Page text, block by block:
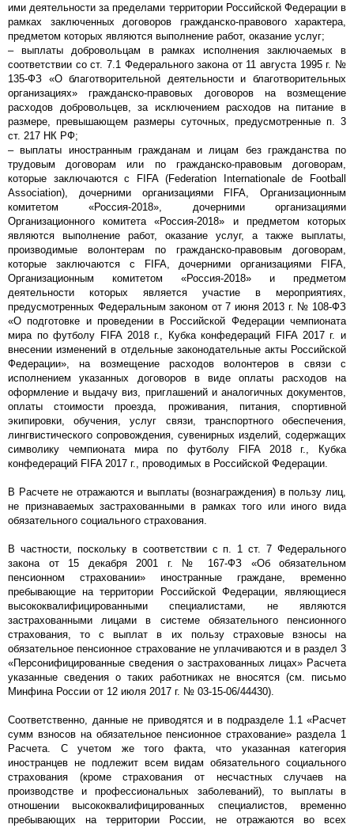
ими деятельности за пределами территории Российской Федерации в
рамках заключенных договоров гражданско-правового характера,
предметом которых являются выполнение работ, оказание услуг;
– выплаты добровольцам в рамках исполнения заключаемых в
соответствии со ст. 7.1 Федерального закона от 11 августа 1995 г. №
135-ФЗ «О благотворительной деятельности и благотворительных
организациях» гражданско-правовых договоров на возмещение
расходов добровольцев, за исключением расходов на питание в
размере, превышающем размеры суточных, предусмотренные п. 3
ст. 217 НК РФ;
– выплаты иностранным гражданам и лицам без гражданства по
трудовым договорам или по гражданско-правовым договорам,
которые заключаются с FIFA (Federation Internationale de Football
Association), дочерними организациями FIFA, Организационным
комитетом «Россия-2018», дочерними организациями
Организационного комитета «Россия-2018» и предметом которых
являются выполнение работ, оказание услуг, а также выплаты,
производимые волонтерам по гражданско-правовым договорам,
которые заключаются с FIFA, дочерними организациями FIFA,
Организационным комитетом «Россия-2018» и предметом
деятельности которых является участие в мероприятиях,
предусмотренных Федеральным законом от 7 июня 2013 г. № 108-ФЗ
«О подготовке и проведении в Российской Федерации чемпионата
мира по футболу FIFA 2018 г., Кубка конфедераций FIFA 2017 г. и
внесении изменений в отдельные законодательные акты Российской
Федерации», на возмещение расходов волонтеров в связи с
исполнением указанных договоров в виде оплаты расходов на
оформление и выдачу виз, приглашений и аналогичных документов,
оплаты стоимости проезда, проживания, питания, спортивной
экипировки, обучения, услуг связи, транспортного обеспечения,
лингвистического сопровождения, сувенирных изделий, содержащих
символику чемпионата мира по футболу FIFA 2018 г., Кубка
конфедераций FIFA 2017 г., проводимых в Российской Федерации.
В Расчете не отражаются и выплаты (вознаграждения) в пользу лиц,
не признаваемых застрахованными в рамках того или иного вида
обязательного социального страхования.
В частности, поскольку в соответствии с п. 1 ст. 7 Федерального
закона от 15 декабря 2001 г. № 167-ФЗ «Об обязательном
пенсионном страховании» иностранные граждане, временно
пребывающие на территории Российской Федерации, являющиеся
высококвалифицированными специалистами, не являются
застрахованными лицами в системе обязательного пенсионного
страхования, то с выплат в их пользу страховые взносы на
обязательное пенсионное страхование не уплачиваются и в раздел 3
«Персонифицированные сведения о застрахованных лицах» Расчета
указанные сведения о таких работниках не вносятся (см. письмо
Минфина России от 12 июля 2017 г. № 03-15-06/44430).
Соответственно, данные не приводятся и в подразделе 1.1 «Расчет
сумм взносов на обязательное пенсионное страхование» раздела 1
Расчета. С учетом же того факта, что указанная категория
иностранцев не подлежит всем видам обязательного социального
страхования (кроме страхования от несчастных случаев на
производстве и профессиональных заболеваний), то выплаты в
отношении высококвалифицированных специалистов, временно
пребывающих на территории России, не отражаются во всех